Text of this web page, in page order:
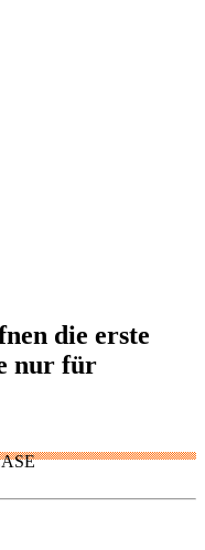
die erste
nur für